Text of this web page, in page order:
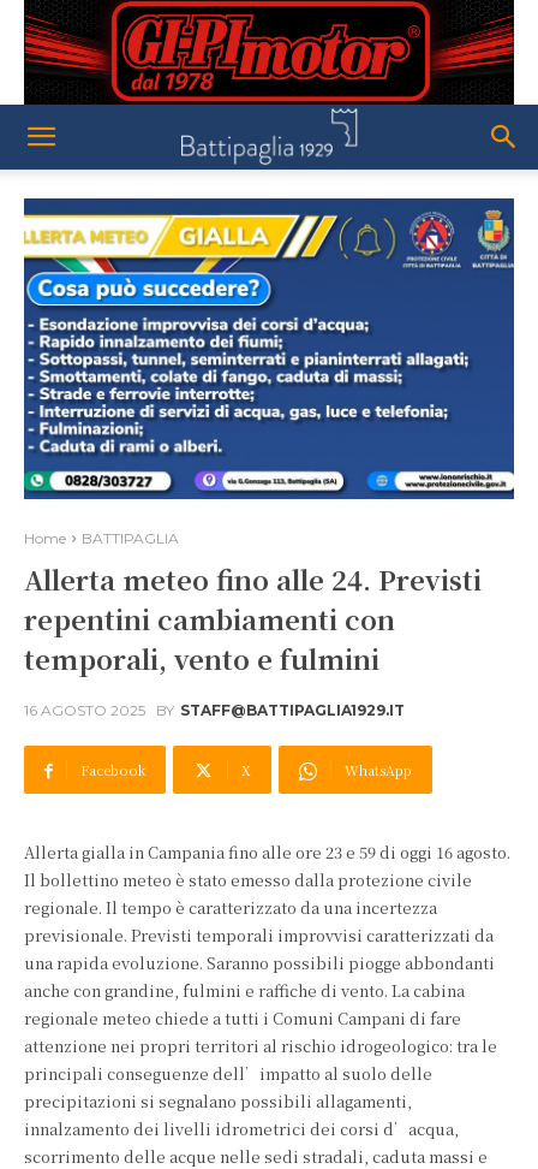
Home BATTIPAGLIA
Allerta meteo fino alle 24. Previsti
repentini cambiamenti con
temporali, vento e fulmini
16 AGOSTO 2025 BY STAFF@BATTIPAGLIA1929.IT
Facebook X WhatsApp
Allerta gialla in Campania fino alle ore 23 e 59 di oggi 16 agosto.
Il bollettino meteo è stato emesso dalla protezione civile
regionale. Il tempo è caratterizzato da una incertezza
previsionale. Previsti temporali improvvisi caratterizzati da
una rapida evoluzione. Saranno possibili piogge abbondanti
anche con grandine, fulmini e raffiche di vento. La cabina
regionale meteo chiede a tutti i Comuni Campani di fare
attenzione nei propri territori al rischio idrogeologico: tra le
principali conseguenze dell’impatto al suolo delle
precipitazioni si segnalano possibili allagamenti,
innalzamento dei livelli idrometrici dei corsi d’acqua,
scorrimento delle acque nelle sedi stradali, caduta massi e